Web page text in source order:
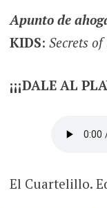
Apunto de
KIDS: Secrets
¡¡¡DALE AL
El Cuartelillo.